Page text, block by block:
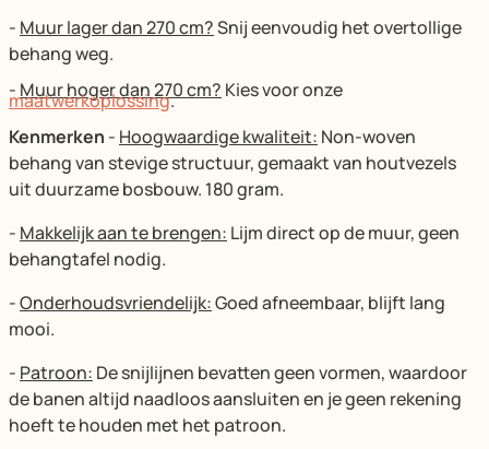
- Muur lager dan 270 cm?Snij eenvoudig het overtollige
behang weg.
- Muur hoger dan 270 cm? Kies voor onze
maatwerkoplossing.
Kenmerken - Hoogwaardige kwaliteit: Non-woven
behang van stevige structuur, gemaakt van houtvezels
uit duurzame bosbouw. 180 gram.
- Makkelijk aan te brengen: Lijm direct op de muur, geen
behangtafel nodig.
-Onderhoudsvriendelijk:Goed afneembaar, blijft lang
mooi.
- Patroon: De snijlijnen bevatten geen vormen, waardoor
de banen altijd naadloos aansluiten en je geen rekening
hoeft te houden met het patroon.